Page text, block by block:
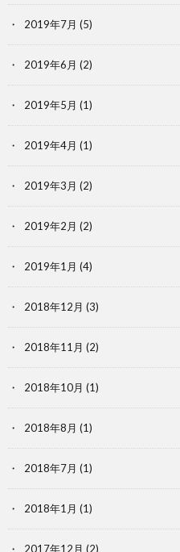
2019年7月 (5)
2019年6月 (2)
2019年5月 (1)
2019年4月 (1)
2019年3月 (2)
2019年2月 (2)
2019年1月 (4)
2018年12月 (3)
2018年11月 (2)
2018年10月 (1)
2018年8月 (1)
2018年7月 (1)
2018年1月 (1)
2017年12月 (2)